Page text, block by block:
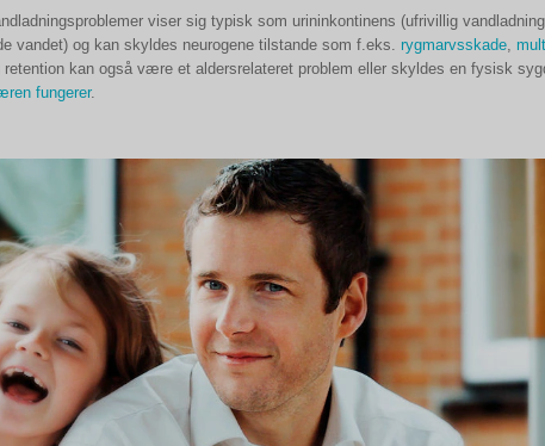
viser sig typisk som urininkontinens (ufrivillig
vandet) og kan skyldes neurogene tilstande som f.eks. rygmarvsskade,
retention kan også være et aldersrelateret problem eller skyldes en fysisk
fungerer.